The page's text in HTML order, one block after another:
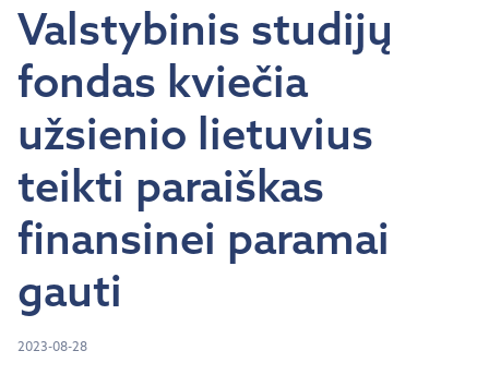
Valstybinis studijų
fondas kviečia
užsienio lietuvius
teikti paraiškas
finansinei paramai
gauti
2023-08-28